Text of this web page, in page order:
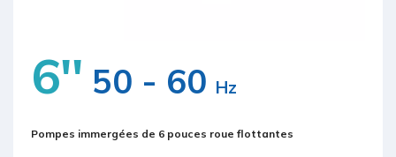
6'' 50 - 60 Hz
Pompes immergées de 6 pouces roue flottantes